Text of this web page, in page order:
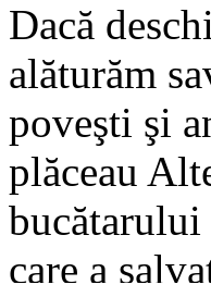
Dacă
alăturăm
poveşti şi
plăceau
bucătarului
care a